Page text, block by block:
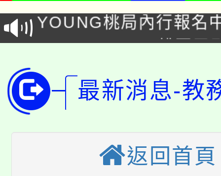
徵才活動。
YOUNG桃局內行報名
局官網。
8月14至27日，桃園電
田徑場及游泳池舉行。
桃園市低收入戶享有免
半價優惠，詳情可洽有
大園自造教育及科技中
份教師增能研習
份教師研習
淨零綠生活教案入校路
最新消息-教
返回首頁